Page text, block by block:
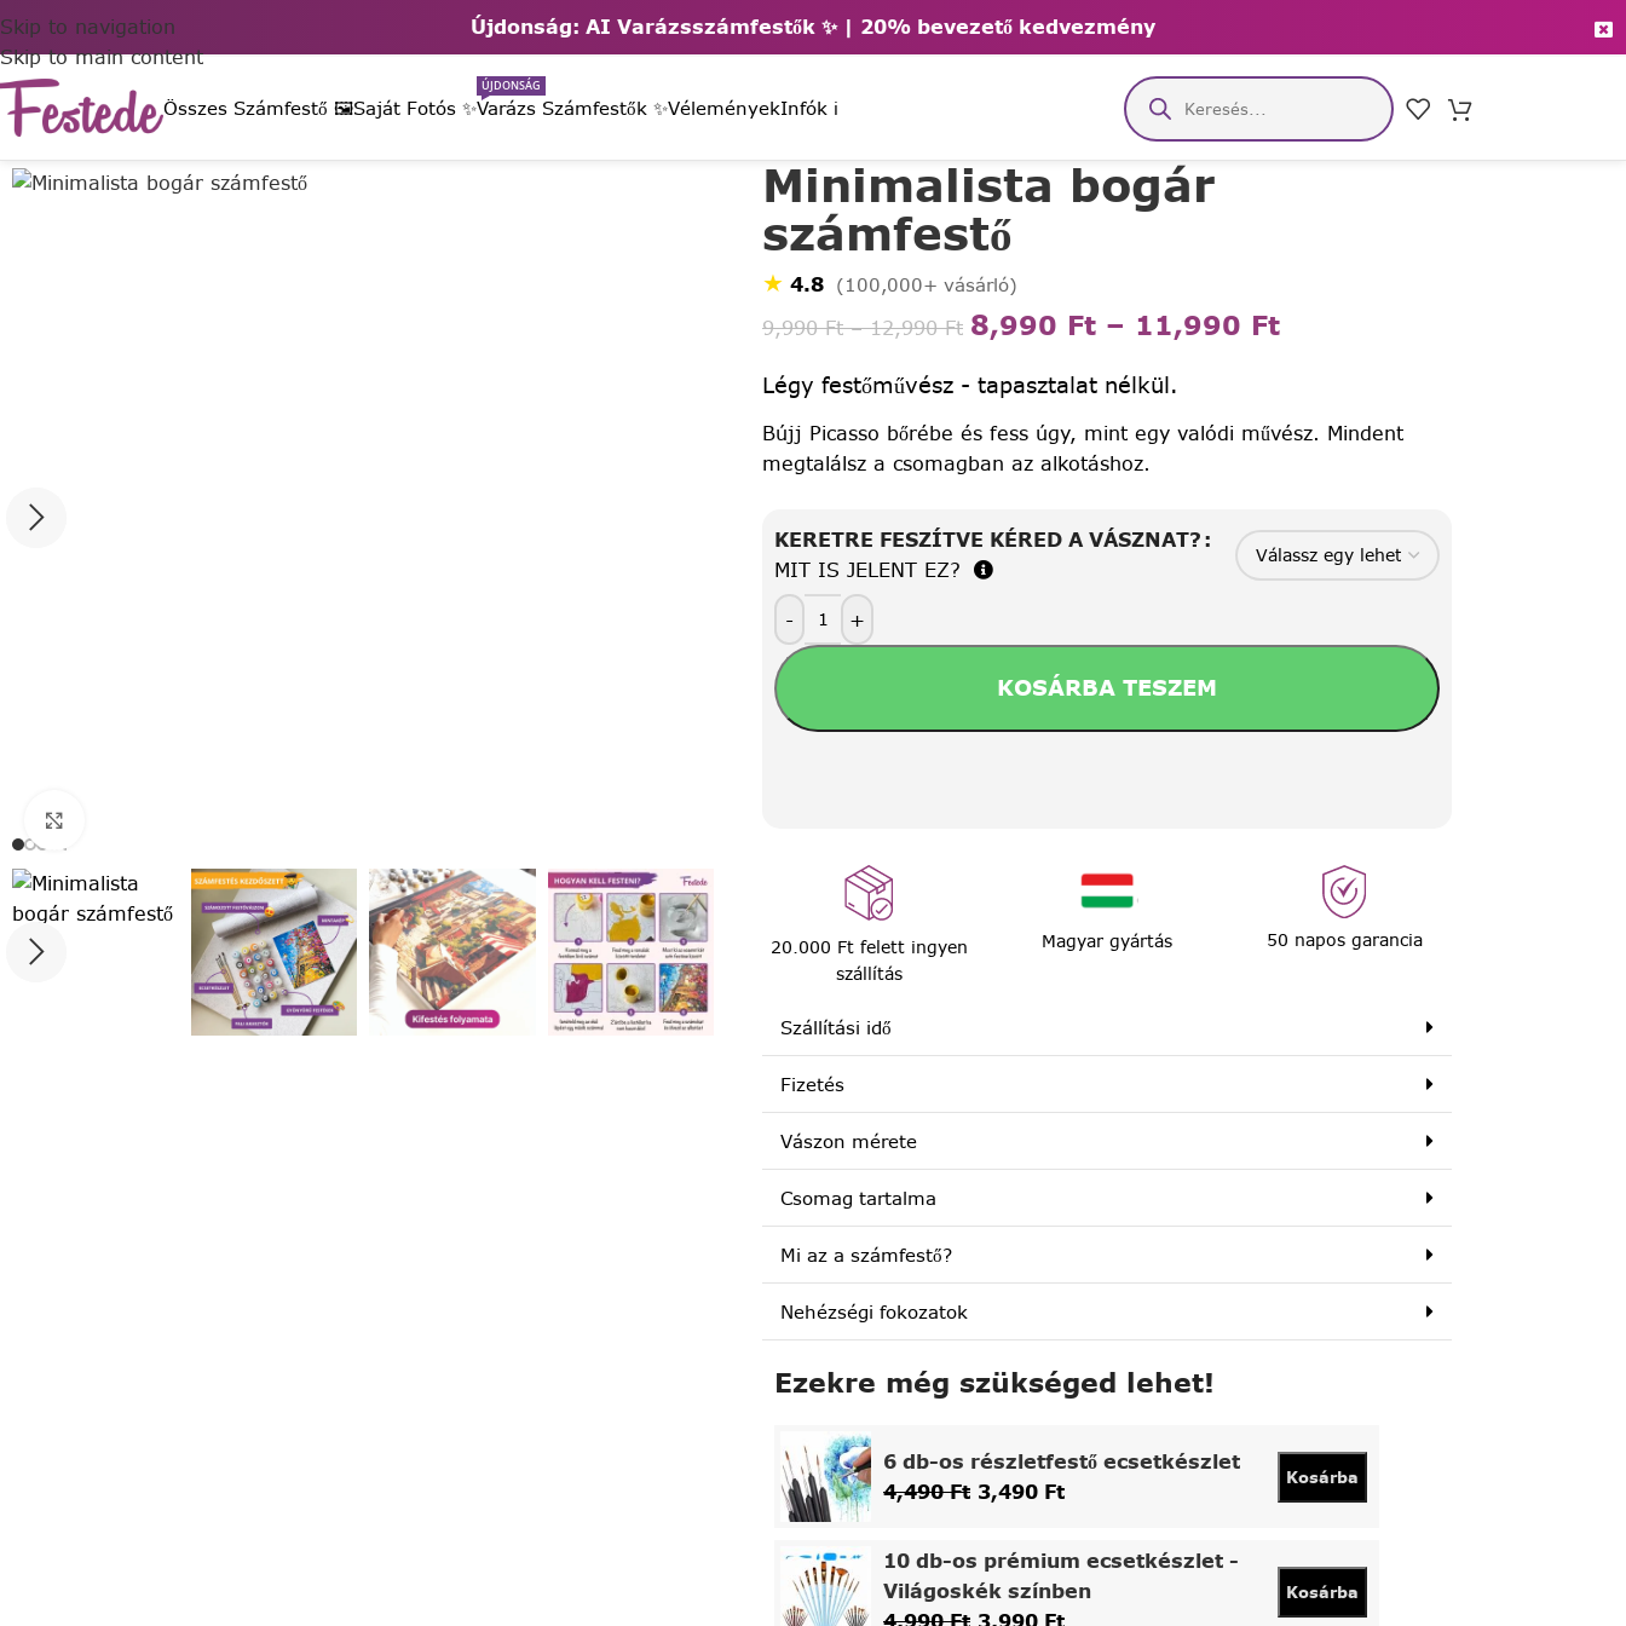
Újdonság: AI Varázsszámfestők ✨ | 20% bevezető kedvezmény
Skip to navigation
Skip to main content
Összes Számfestő 🖼️Saját Fotós ✨Varázs Számfestők ✨
ÚJDONSÁG
VéleményekInfók ℹ️
Minimalista bogár
számfestő
★ 4.8 (100,000+ vásárló)
9,990Ft – 12,990Ft 8,990 Ft – 11,990 Ft
Légy festőművész - tapasztalat nélkül.
Bújj Picasso bőrébe és fess úgy, mint egy valódi művész. Mindent
megtalálsz a csomagban az alkotáshoz.
KERETRE FESZÍTVE KÉRED A VÁSZNAT?
MIT IS JELENT EZ?
-
+
KOSÁRBA TESZEM
20.000 Ft felett ingyen
szállítás
Magyar gyártás 50 napos garancia
Szállítási idő
Fizetés
Vászon mérete
Csomag tartalma
Mi az a számfestő?
Nehézségi fokozatok
Ezekre még szükséged lehet!
6 db-os részletfestő ecsetkészlet
4,490Ft 3,490 Ft
Kosárba
10 db-os prémium ecsetkészlet -
Világoskék színben
Kosárba